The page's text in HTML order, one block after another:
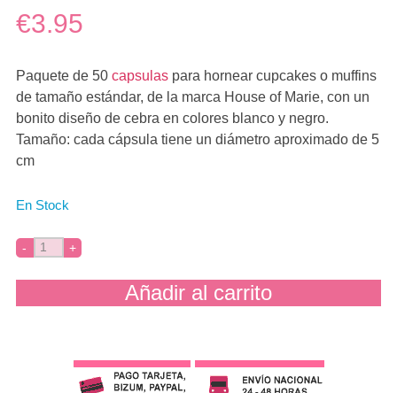
€3.95
Paquete de 50 capsulaspara hornear cupcakes o muffins
de tamaño estándar, de la marca House of Marie, con un
bonito diseño de cebra en colores blanco y negro.
Tamaño: cada cápsula tiene un diámetro aproximado de 5
cm
En Stock
Añadir al carrito